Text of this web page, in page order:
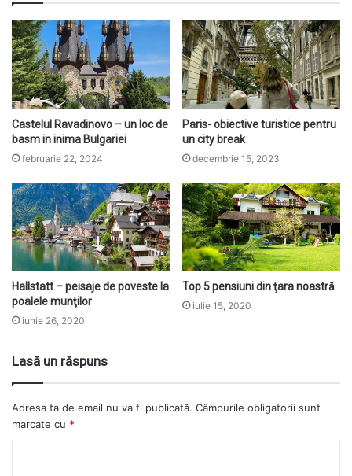
Castelul Ravadinovo – un loc de
basm in inima Bulgariei
februarie 22, 2024
Paris- obiective turistice pentru
un city break
decembrie 15, 2023
Hallstatt – peisaje de poveste la
poalele munţilor
iunie 26, 2020
Top 5 pensiuni din ţara noastră
iulie 15, 2020
Lasă un răspuns
Adresa ta de email nu va fi publicată. Câmpurile obligatorii sunt
marcate cu *